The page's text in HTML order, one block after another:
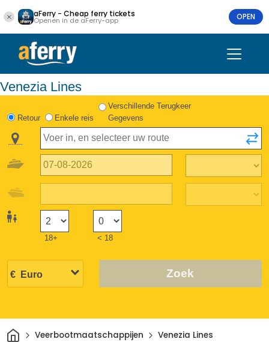
aFerry - Cheap ferry tickets
Openen in de aFerry-app OPEN
Venezia Lines
Retour Enkele reis
Verschillende Terugkeer
Gegevens
18+ < 18
Zoek
ThuisVeerbootmaatschappijen Venezia Lines